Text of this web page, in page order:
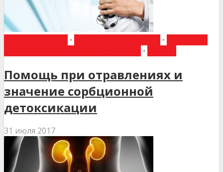
• •
•
Помощь при отравлениях и
значение сорбционной
детоксикации
31 июля 2017